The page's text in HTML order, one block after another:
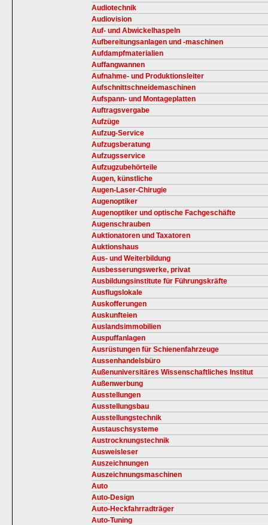
Audiotechnik
Audiovision
Auf- und Abwickelhaspeln
Aufbereitungsanlagen und -maschinen
Aufdampfmaterialien
Auffangwannen
Aufnahme- und Produktionsleiter
Aufschnittschneidemaschinen
Aufspann- und Montageplatten
Auftragsvergabe
Aufzüge
Aufzug-Service
Aufzugsberatung
Aufzugsservice
Aufzugzubehörteile
Augen, künstliche
Augen-Laser-Chirugie
Augenoptiker
Augenoptiker und optische Fachgeschäfte
Augenschrauben
Auktionatoren und Taxatoren
Auktionshaus
Aus- und Weiterbildung
Ausbesserungswerke, privat
Ausbildungsinstitute für Führungskräfte
Ausflugslokale
Auskofferungen
Auskunfteien
Auslandsimmobilien
Auspuffanlagen
Ausrüstungen für Schienenfahrzeuge
Aussenhandelsbüro
Außenuniversitäres Wissenschaftliches Institut
Außenwerbung
Ausstellungen
Ausstellungsbau
Ausstellungstechnik
Austauschsysteme
Austrocknungstechnik
Ausweisleser
Auszeichnungen
Auszeichnungsmaschinen
Auto
Auto-Design
Auto-Heckfahrradträger
Auto-Tuning